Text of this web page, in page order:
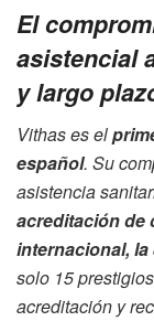
El
asistencial
y largo
Vithas es el
español. Su
asistencia
acreditación de
internacional,
solo 15
acreditación y